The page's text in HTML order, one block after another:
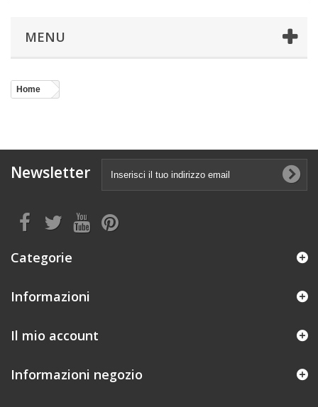
MENU
Home
Newsletter
Categorie
Informazioni
Il mio account
Informazioni negozio